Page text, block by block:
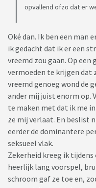
opvallend ofzo dat er
Oké dan. Ik ben een man
ik gedacht dat ik er een
vreemd zou gaan. Op
vermoeden te krijgen dat
vreemd genoeg wond de
ander mij juist enorm op.
te maken met dat ik me
ze mij verlaat. En beslist
eerder de dominantere
seksueel vlak.
Zekerheid kreeg ik
heerlijk lang voorspel,
schroom gaf ze toe en,